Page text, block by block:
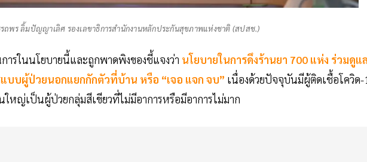
ถพร ลิ้มปัญญาเลิศ รองเลขาธิการสำนักงานหลักประกันสุขภาพแห่งชาติ (สปสช.)
รในนโยบายนี้และถูกพาดพิงของชี้แจงว่า นโยบายในการดึงร้านยา 700 แห่ง ร่วมดูแ
บบผู้ป่วยนอกแยกกักตัวที่บ้าน หรือ “เจอ แจก จบ” เนื่องด้วยปัจจุบันมีผู้ติดเชื้อโควิด-
ใหญ่เป็นผู้ป่วยกลุ่มสีเขียวที่ไม่มีอาการหรือมีอาการไม่มาก